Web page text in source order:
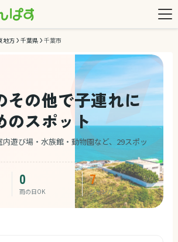
地方 千葉県 千葉市
その他で子連れに
のスポット
遊び場・水族館・動物園など、29スポッ
0
雨の日OK
7
ジャンル